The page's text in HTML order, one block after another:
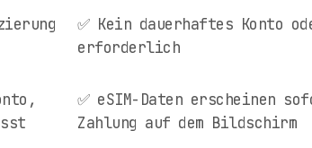
✅ Kein dauerhaftes Konto
erforderlich
✅ eSIM-Daten erscheinen
Zahlung auf dem Bildschirm